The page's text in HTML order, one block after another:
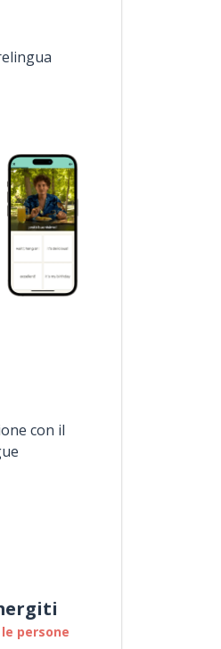
con il
persone